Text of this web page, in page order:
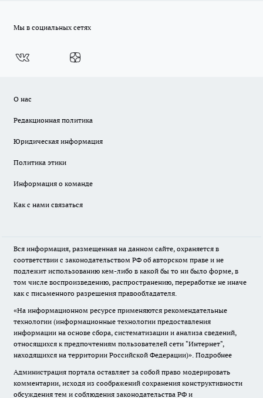
Мы в социальных сетях
О нас
Редакционная политика
Юридическая информация
Политика этики
Информация о команде
Как с нами связаться
Вся информация, размещенная на данном сайте, охраняется в
соответствии с законодательством РФ об авторском праве и не
подлежит использованию кем-либо в какой бы то ни было форме, в
том числе воспроизведению, распространению, переработке не иначе
как с письменного разрешения правообладателя.
«На информационном ресурсе применяются рекомендательные
технологии (информационные технологии предоставления
информации на основе сбора, систематизации и анализа сведений,
относящихся к предпочтениям пользователей сети "Интернет",
находящихся на территории Российской Федерации)». Подробнее
Администрация портала оставляет за собой право модерировать
комментарии, исходя из соображений сохранения конструктивности
обсуждения тем и соблюдения законодательства РФ и